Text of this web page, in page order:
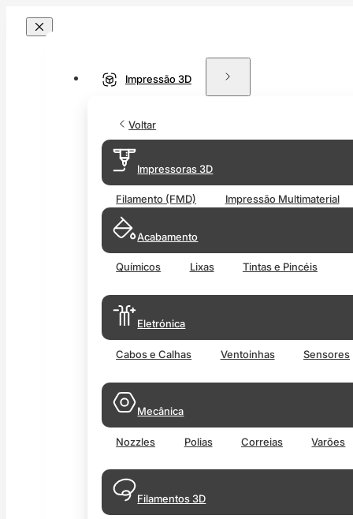
Impressão 3D
Voltar
Impressoras 3D
Filamento (FMD) Impressão Multimaterial
Acabamento
Químicos Lixas Tintas e Pincéis
Eletrónica
Cabos e Calhas Ventoinhas Sensores
Mecânica
Nozzles Polias Correias Varões
Filamentos 3D